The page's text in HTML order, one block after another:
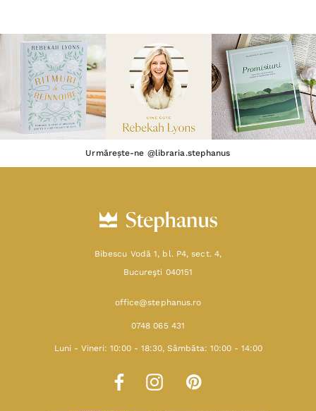
Urmărește-ne @libraria.stephanus
Bibescu Vodă 1, bl. P4, sect. 4,
Bucureşti 040151
office@stephanus.ro
0748 065 431
Luni - Vineri: 10:00 - 18:30, Sâmbăta: 10:00 - 14:00